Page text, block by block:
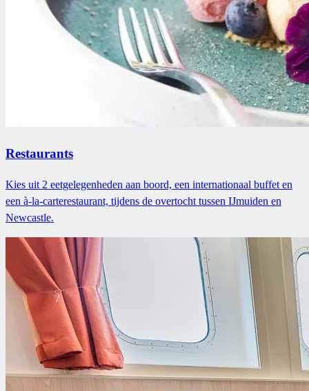
Restaurants
Kies uit 2 eetgelegenheden aan boord, een internationaal buffet en
een à-la-carterestaurant, tijdens de overtocht tussen IJmuiden en
Newcastle.